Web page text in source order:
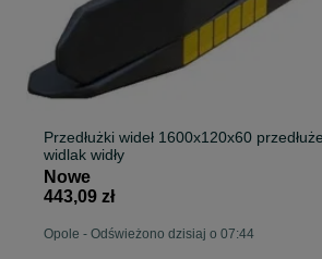
Przedłużki wideł 1600x120x60
widlak widły
Nowe
443,09 zł
Opole - Odświeżono dzisiaj o 07:44